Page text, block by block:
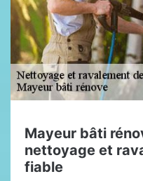
Mayeur bâti
nettoyage et
fiable